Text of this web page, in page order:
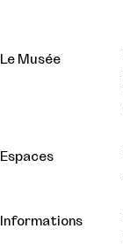
Le Musée
Espaces
Informations